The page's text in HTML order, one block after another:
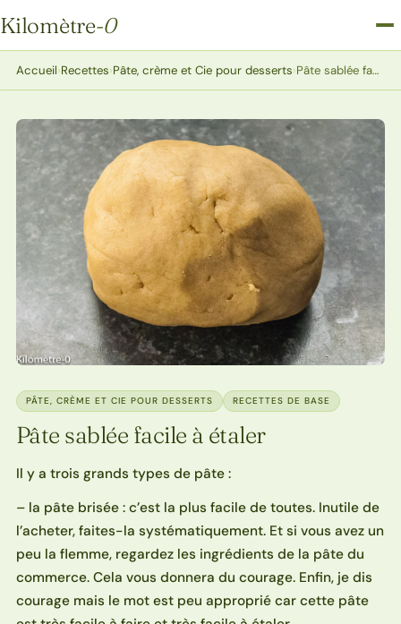
Kilomètre-0
Kilomètre-0
Accueil›Recettes›Pâte, crème et Cie pour desserts› Pâte sablée facile à étaler
PÂTE, CRÈME ET CIE POUR DESSERTS RECETTES DE BASE
Pâte sablée facile à étaler
Il y a trois grands types de pâte :
– la pâte brisée : c’est la plus facile de toutes. Inutile de
l’acheter, faites-la systématiquement. Et si vous avez un
peu la flemme, regardez les ingrédients de la pâte du
commerce. Cela vous donnera du courage. Enfin, je dis
courage mais le mot est peu approprié car cette pâte